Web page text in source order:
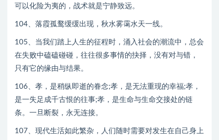
可以化险为夷的，战术就是宁静致远。
104、落霞孤鹜缓缓出现，秋水雾霭水天一线。
105、当我们踏上人生的征程时，涌入社会的潮流中，总会
在失败中磕磕碰碰，往往很多事情的抉择，没有对与错，
只有它的缘由与结果。
106、孝，是稍纵即逝的眷念;孝，是无法重现的幸福;孝，
是一失足成千古恨的往事;孝，是生命与生命交接处的链
条。一旦断裂，永无连接。
107、现代生活如此繁杂，人们随时需要对发生在自己身上